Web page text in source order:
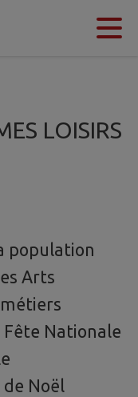
LOISIRS
population
Arts
Fête Nationale
Noël